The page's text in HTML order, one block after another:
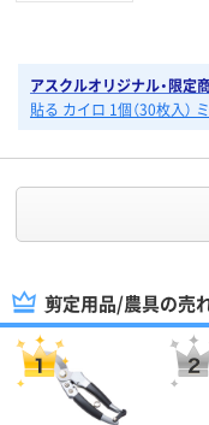
アスクルオリジナル・限定
貼る カイロ 1個（30枚入）
剪定用品/農具の売